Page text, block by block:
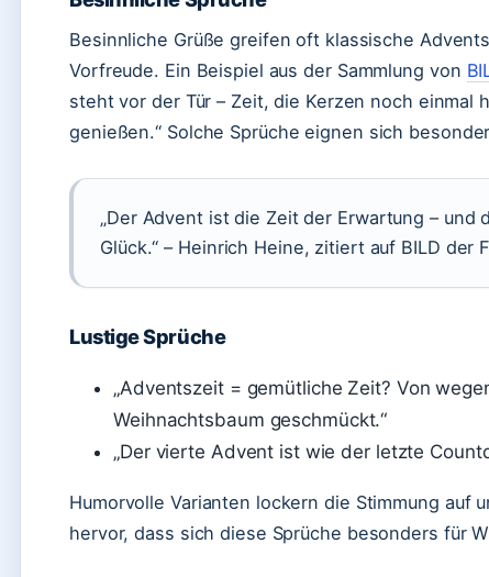
Besinnliche Grüße greifen oft klassische
Vorfreude. Ein Beispiel aus der Sammlung von
steht vor der Tür – Zeit, die Kerzen noch einmal
genießen.“ Solche Sprüche eignen sich
„Der Advent ist die Zeit der Erwartung –
Glück.“ – Heinrich Heine, zitiert auf BILD der
Lustige Sprüche
„Adventszeit = gemütliche Zeit? Von
Weihnachtsbaum geschmückt.“
„Der vierte Advent ist wie der letzte
Humorvolle Varianten lockern die Stimmung auf
hervor, dass sich diese Sprüche besonders für